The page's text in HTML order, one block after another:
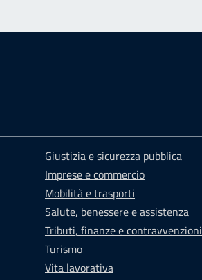
Giustizia e sicurezza pubblica
Imprese e commercio
Mobilità e trasporti
Salute, benessere e assistenza
Tributi, finanze e contravvenzioni
Turismo
Vita lavorativa